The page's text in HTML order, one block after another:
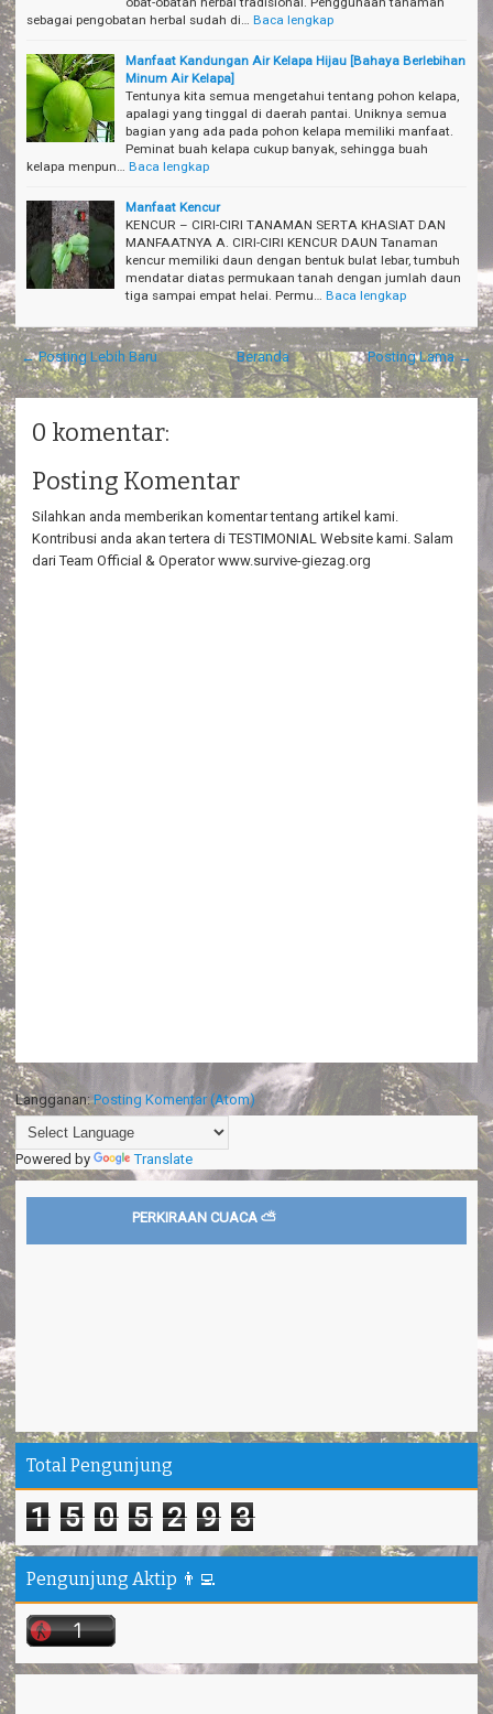
sebagai pengobatan herbal sudah di…
Baca lengkap
Manfaat Kandungan Air Kelapa Hijau [Bahaya Berlebihan
Minum Air Kelapa]
Tentunya kita semua mengetahui tentang pohon kelapa,
apalagi yang tinggal di daerah pantai. Uniknya semua
bagian yang ada pada pohon kelapa memiliki manfaat.
Peminat buah kelapa cukup banyak, sehingga buah
kelapa menpun…
Baca lengkap
Manfaat Kencur
KENCUR – CIRI-CIRI TANAMAN SERTA KHASIAT DAN
MANFAATNYA A. CIRI-CIRI KENCUR DAUN Tanaman
kencur memiliki daun dengan bentuk bulat lebar, tumbuh
mendatar diatas permukaan tanah dengan jumlah daun
tiga sampai empat helai. Permu…
Baca lengkap
← Posting Lebih Baru Posting Lama →
Beranda
0 komentar:
Posting Komentar
Silahkan anda memberikan komentar tentang artikel kami.
Kontribusi anda akan tertera di TESTIMONIAL Website kami. Salam
dari Team Official & Operator www.survive-giezag.org
Langganan:Posting Komentar (Atom)
Powered by Translate
PERKIRAAN CUACA ⛅
Total Pengunjung
1 5 0 5 2 9 3
Pengunjung Aktip 👨‍💻